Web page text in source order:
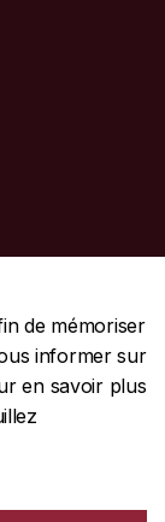
de mémoriser
informer sur
en savoir plus